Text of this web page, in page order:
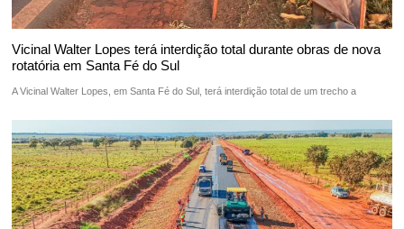
Vicinal Walter Lopes terá interdição total durante obras de nova
rotatória em Santa Fé do Sul
A Vicinal Walter Lopes, em Santa Fé do Sul, terá interdição total de um trecho a